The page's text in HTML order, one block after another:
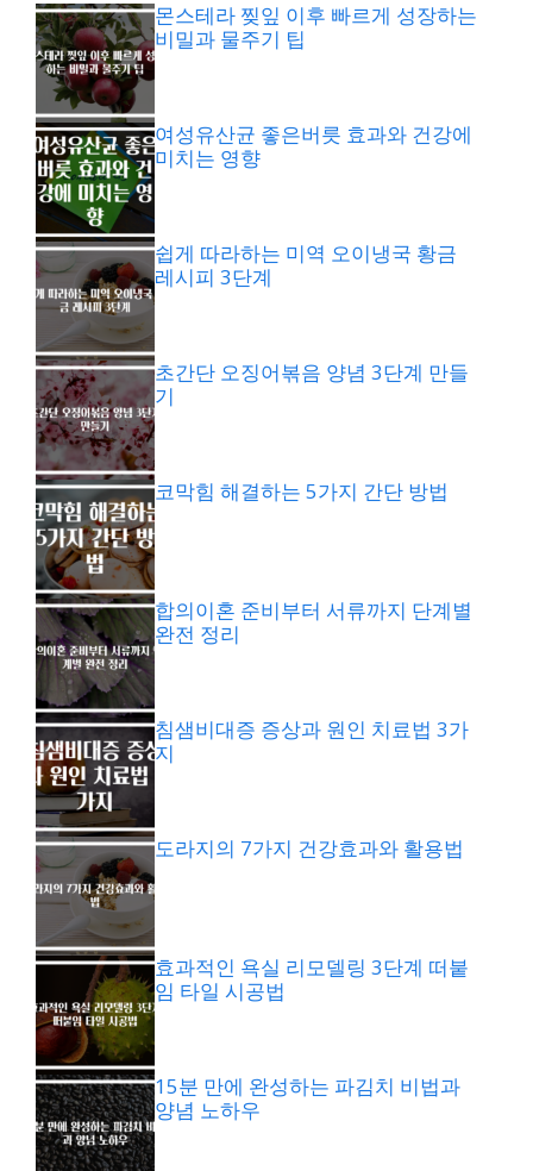
몬스테라 찢잎 이후 빠르게 성장하는
비밀과 물주기 팁
여성유산균 좋은버릇 효과와 건강에
미치는 영향
쉽게 따라하는 미역 오이냉국 황금
레시피 3단계
초간단 오징어볶음 양념 3단계 만들
기
코막힘 해결하는 5가지 간단 방법
합의이혼 준비부터 서류까지 단계별
완전 정리
침샘비대증 증상과 원인 치료법 3가
지
도라지의 7가지 건강효과와 활용법
효과적인 욕실 리모델링 3단계 떠붙
임 타일 시공법
15분 만에 완성하는 파김치 비법과
양념 노하우